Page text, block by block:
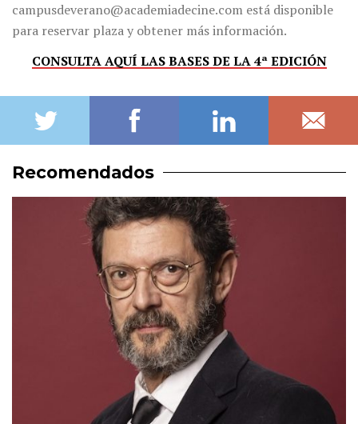
campusdeverano@academiadecine.com está disponible
para reservar plaza y obtener más información.
CONSULTA AQUÍ LAS BASES DE LA 4ª EDICIÓN
Recomendados